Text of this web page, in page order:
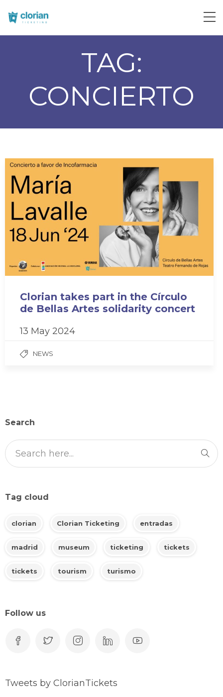
TAG:
CONCIERTO
Clorian takes part in the Círculo
de Bellas Artes solidarity concert
13 May 2024
NEWS
Search
Tag cloud
clorian Clorian Ticketing entradas
madrid museum ticketing tickets
tickets tourism turismo
Follow us
Tweets by ClorianTickets